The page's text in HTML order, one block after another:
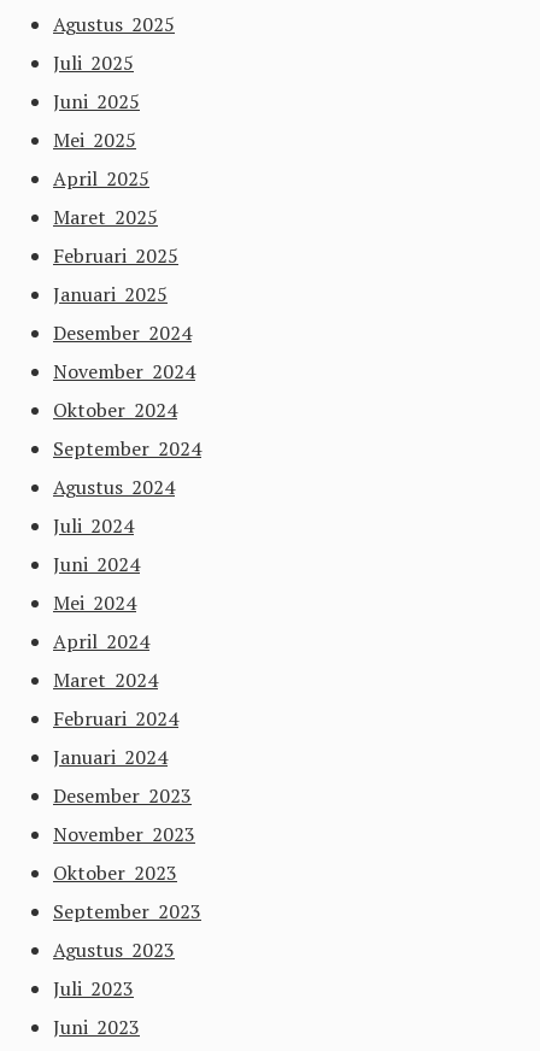
Agustus 2025
Juli 2025
Juni 2025
Mei 2025
April 2025
Maret 2025
Februari 2025
Januari 2025
Desember 2024
November 2024
Oktober 2024
September 2024
Agustus 2024
Juli 2024
Juni 2024
Mei 2024
April 2024
Maret 2024
Februari 2024
Januari 2024
Desember 2023
November 2023
Oktober 2023
September 2023
Agustus 2023
Juli 2023
Juni 2023